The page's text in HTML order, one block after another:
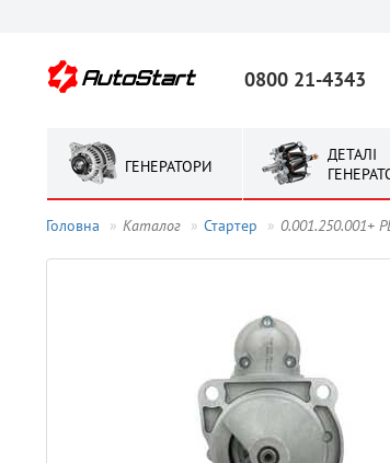
0800 21-4343
ГЕНЕРАТОРИ
ДЕТАЛІ
Головна Каталог Стартер 0.001.250.001+